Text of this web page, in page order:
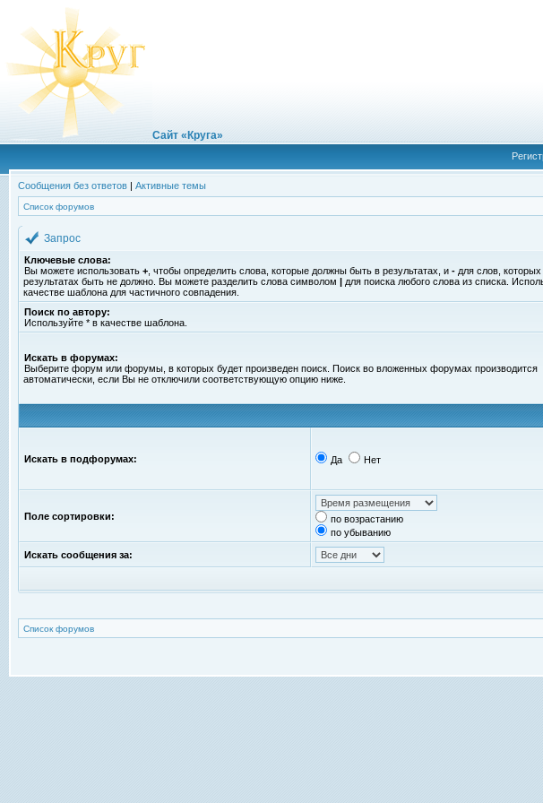
Сайт «Круга»
Сообщения без ответов | Активные темы
Список форумов
Запрос
Ключевые слова:
Вы можете использовать + , чтобы определить слова, которые должны быть в результатах, и - для слов, которых
результатах быть не должно. Вы можете разделить слова символом | для поиска любого слова из списка.
качестве шаблона для частичного совпадения.
Поиск по автору:
Используйте * в качестве шаблона.
Искать в форумах:
Выберите форум или форумы, в которых будет произведен поиск. Поиск во вложенных форумах производится
автоматически, если Вы не отключили соответствующую опцию ниже.
Искать в подфорумах: Да Нет
Поле сортировки:
по возрастанию
по убыванию
Искать сообщения за:
Список форумов